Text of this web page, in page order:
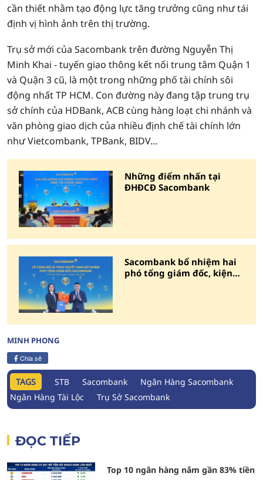
cần thiết nhằm tạo động lực tăng trưởng cũng như tái
định vị hình ảnh trên thị trường.
Trụ sở mới của Sacombank trên đường Nguyễn Thị
Minh Khai - tuyến giao thông kết nối trung tâm Quận 1
và Quận 3 cũ, là một trong những phố tài chính sôi
động nhất TP HCM. Con đường này đang tập trung trụ
sở chính của HDBank, ACB cùng hàng loạt chi nhánh và
văn phòng giao dịch của nhiều định chế tài chính lớn
như Vietcombank, TPBank, BIDV...
Những điểm nhấn tại
ĐHĐCĐ Sacombank
Sacombank bổ nhiệm hai
phó tổng giám đốc, kiện
MINH PHONG
Chia sẻ
TAGS STB Sacombank
Ngân Hàng Sacombank
Ngân Hàng Tài Lộc
Trụ Sở Sacombank
ĐỌC TIẾP
Top 10 ngân hàng nắm gần 83% tiền